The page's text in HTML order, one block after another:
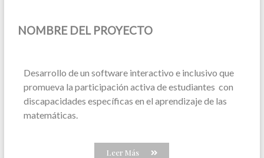
NOMBRE DEL PROYECTO
Desarrollo de un software interactivo e inclusivo que
promueva la participación activa de estudiantes con
discapacidades específicas en el aprendizaje de las
matemáticas.
Leer Más